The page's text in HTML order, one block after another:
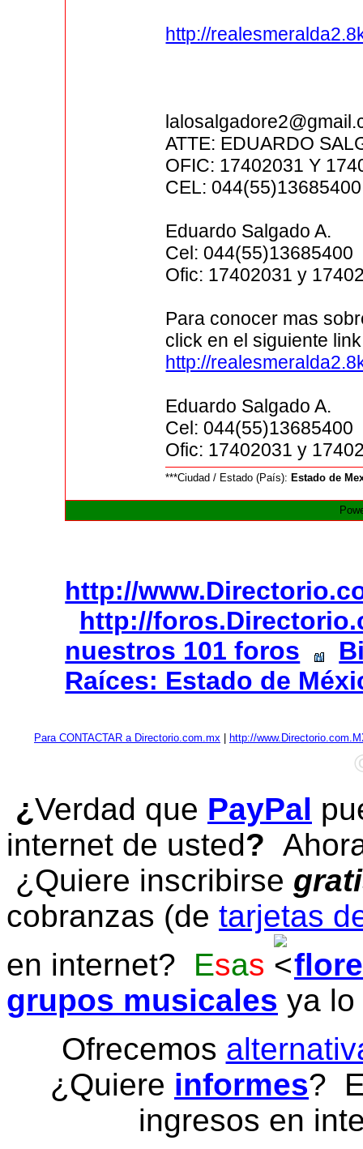
http://
ATTE: EDUARDO
OFIC: 17402031 Y
CEL: 044(55)13685400
Eduardo Salgado A.
Cel: 044(55)13685400
Ofic: 17402031 y
Para conocer mas
click en el siguiente link
http://
Eduardo Salgado A.
Cel: 044(55)13685400
Ofic: 17402031 y
***Ciudad / Estado (País): Estado de
http://
http://
nuestros 101 foros
Raíces: Estado de
Para CONTACTAR a Directorio.com.mx http://
¿Verdad que PayPal
internet de usted?
¿Quiere inscribirse
cobranzas (de tarjetas
en internet? Esas
grupos musicales ya
Ofrecemos
¿Quiere informes?
ingresos en